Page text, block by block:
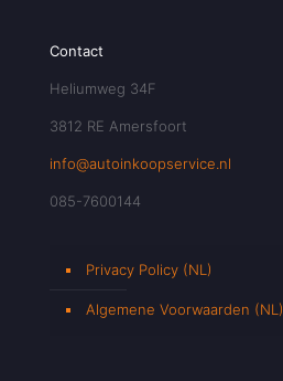
Contact
Heliumweg 34F
3812 RE Amersfoort
info@autoinkoopservice.nl
085-7600144
Privacy Policy (NL)
Algemene Voorwaarden (NL)